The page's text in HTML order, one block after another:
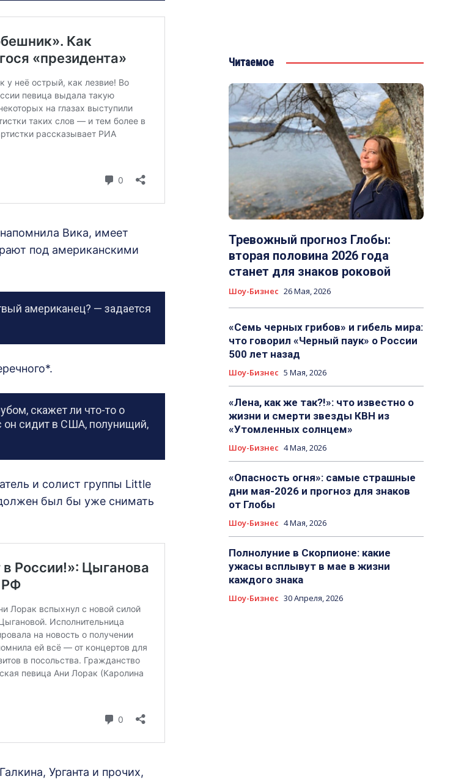
Вика, имеет
под американскими
американец? — задается
скажет ли что-то о
он сидит в США, полунищий,
и солист группы Little
был бы уже снимать
Урганта и прочих,
Читаемое
Тревожный прогноз Глобы:
вторая половина 2026 года
станет для знаков роковой
Шоу-Бизнес 26 Мая, 2026
«Семь черных грибов» и гибель мира:
что говорил «Черный паук» о России
500 лет назад
Шоу-Бизнес 5 Мая, 2026
«Лена, как же так?!»: что известно о
жизни и смерти звезды КВН из
«Утомленных солнцем»
Шоу-Бизнес 4 Мая, 2026
«Опасность огня»: самые страшные
дни мая-2026 и прогноз для знаков
от Глобы
Шоу-Бизнес 4 Мая, 2026
Полнолуние в Скорпионе: какие
ужасы всплывут в мае в жизни
каждого знака
Шоу-Бизнес 30 Апреля, 2026